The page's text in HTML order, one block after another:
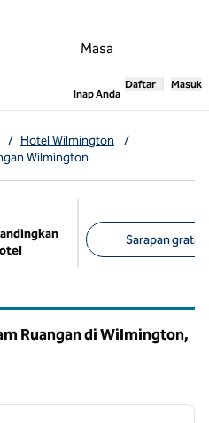
Masa
Inap Anda,Membuka
Daftar Masuk
/ Hotel Wilmington
/
Wilmington
Sarapan gratis
Ruangan di Wilmington,